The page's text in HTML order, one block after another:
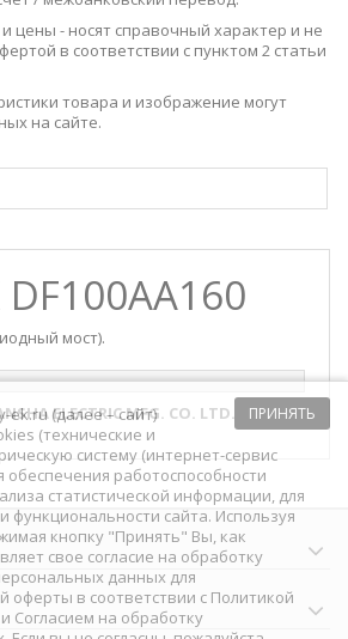
цены - носят справочный характер и не
в соответствии с пунктом 2 статьи
товара и изображение могут
на сайте.
DF100AA160
мост).
ELECTRIC MFG. CO. LTD. ПРИНЯТЬ
ek.ru (далее – сайт)
(технические и
систему (интернет-сервис
обеспечения работоспособности
статистической информации, для
функциональности сайта. Используя
кнопку "Принять" Вы, как
свое согласие на обработку
данных для
оферты в соответствии с Политикой
и Согласием на обработку